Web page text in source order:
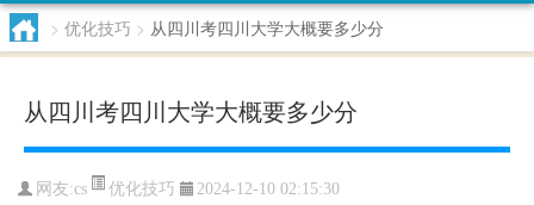
> 优化技巧 > 从四川考四川大学大概要多少分
从四川考四川大学大概要多少分
网友:cs 优化技巧 2024-12-10 02:15:30